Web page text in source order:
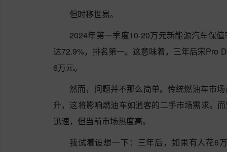
但时移世易。
2024年第一季度10-20万元新能源汽车保
达72.9%，排名第一。这意味着，三年后宋Pro
6万元。
然而，问题并不那么简单。传统燃油车市
升，这将影响燃油车如逍客的二手市场需求。
迅速，但当前市场热度高。
我试着设想一下：三年后，如果有人花6